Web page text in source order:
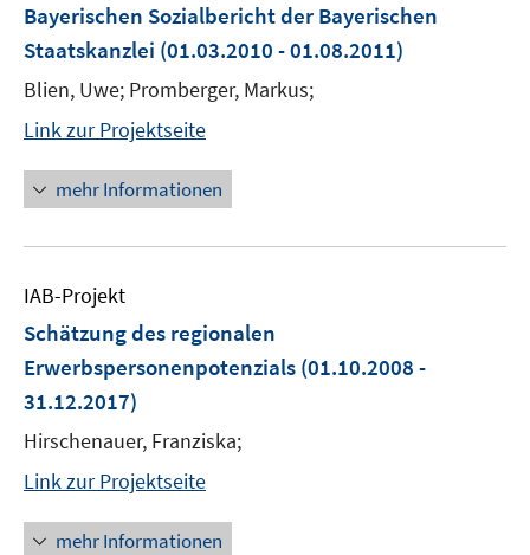
Bayerischen Sozialbericht der Bayerischen
Staatskanzlei (01.03.2010 - 01.08.2011)
Blien, Uwe; Promberger, Markus;
Link zur Projektseite
mehr Informationen
IAB-Projekt
Schätzung des regionalen
Erwerbspersonenpotenzials (01.10.2008 -
31.12.2017)
Hirschenauer, Franziska;
Link zur Projektseite
mehr Informationen